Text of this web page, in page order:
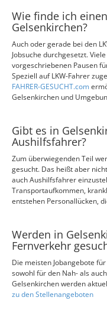
Wie finde ich
Gelsenkirchen?
Auch oder gerade bei den
Jobsuche durchgesetzt.
vorgeschriebenen Pausen
Speziell auf LKW-Fahrer
FAHRER-GESUCHT.com
Gelsenkirchen und
Gibt es in
Aushilfsfahrer?
Zum überwiegenden Teil
gesucht. Das heißt aber
auch Aushilfsfahrer
Transportaufkommen,
entstehen Personallücken,
Werden in
Fernverkehr
Die meisten Jobangebote
sowohl für den Nah- als
Gelsenkirchen werden
zu den Stellenangeboten